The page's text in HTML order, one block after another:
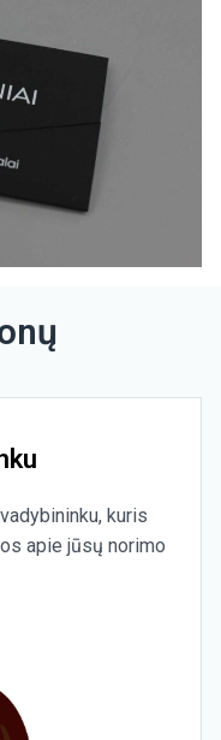
kuris
apie jūsų norimo